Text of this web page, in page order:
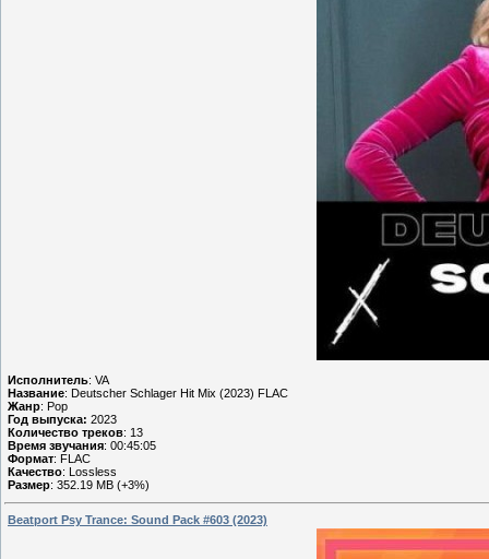
Исполнитель: VA
Название: Deutscher Schlager Hit Mix (2023) FLAC
Жанр: Pop
Год выпуска: 2023
Количество треков: 13
Время звучания: 00:45:05
Формат: FLAC
Качество: Lossless
Размер: 352.19 MB (+3%)
Beatport Psy Trance: Sound Pack #603 (2023)